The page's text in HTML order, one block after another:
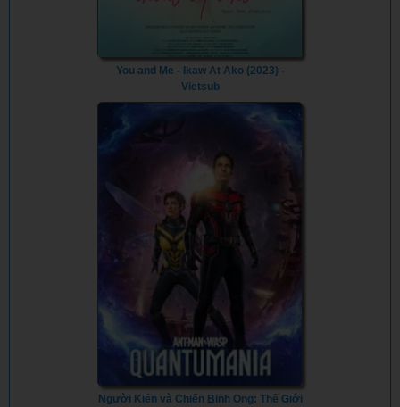
You and Me - Ikaw At Ako (2023) -
Vietsub
Người Kiến và Chiến Binh Ong: Thế Giới